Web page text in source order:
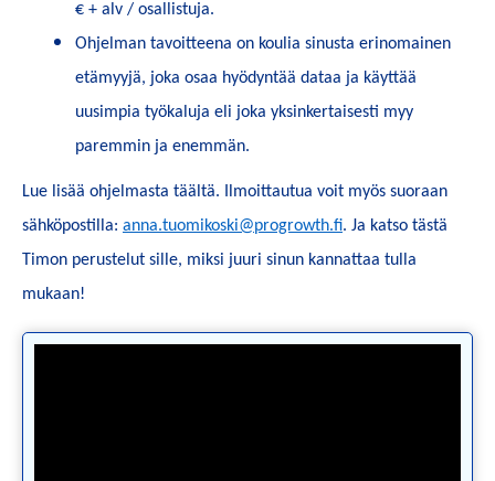
€ + alv / osallistuja.
Ohjelman tavoitteena on koulia sinusta erinomainen
etämyyjä, joka osaa hyödyntää dataa ja käyttää
uusimpia työkaluja eli joka yksinkertaisesti myy
paremmin ja enemmän.
Lue lisää ohjelmasta täältä. Ilmoittautua voit myös suoraan
sähköpostilla: anna.tuomikoski@progrowth.fi. Ja katso tästä
Timon perustelut sille, miksi juuri sinun kannattaa tulla
mukaan!